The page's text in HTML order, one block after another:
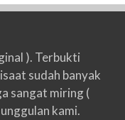
). Terbukti
sudah banyak
sangat miring (
kami.